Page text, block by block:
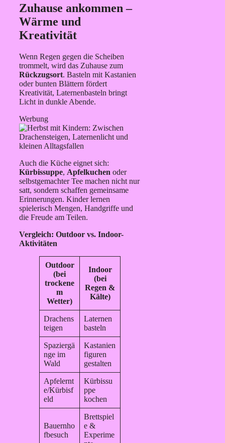
Zuhause ankommen –
Wärme und
Kreativität
Wenn Regen gegen die Scheiben
trommelt, wird das Zuhause zum
Rückzugsort. Basteln mit Kastanien
oder bunten Blättern fördert
Kreativität, Laternenbasteln bringt
Licht in dunkle Abende.
Werbung
Auch die Küche eignet sich:
Kürbissuppe, Apfelkuchen oder
selbstgemachter Tee machen nicht nur
satt, sondern schaffen gemeinsame
Erinnerungen. Kinder lernen
spielerisch Mengen, Handgriffe und
die Freude am Teilen.
Vergleich: Outdoor vs. Indoor-
Aktivitäten
Outdoor
(bei
trockene
m
Wetter)
Indoor
(bei
Regen &
Kälte)
Drachens
teigen
Laternen
basteln
Spaziergä
nge im
Wald
Kastanien
figuren
gestalten
Apfelernt
e/Kürbisf
eld
Kürbissu
ppe
kochen
Bauernho
fbesuch
Brettspiel
e &
Experime